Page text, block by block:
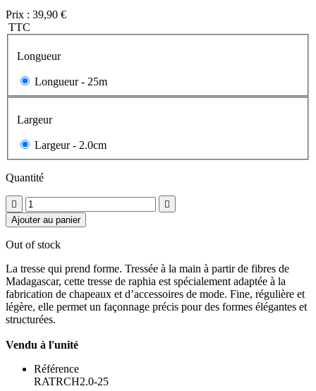
Prix : 39,90 €
TTC
Longueur
Longueur - 25m
Largeur
Largeur - 2.0cm
Quantité


Ajouter au panier
Out of stock
La tresse qui prend forme. Tressée à la main à partir de fibres de
Madagascar, cette tresse de raphia est spécialement adaptée à la
fabrication de chapeaux et d’accessoires de mode. Fine, régulière et
légère, elle permet un façonnage précis pour des formes élégantes et
structurées.
Vendu à l'unité
Référence
RATRCH2.0-25